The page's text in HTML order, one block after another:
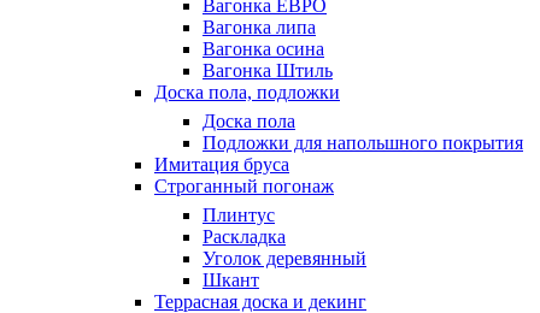
Вагонка ЕВРО
Вагонка липа
Вагонка осина
Вагонка Штиль
Доска пола, подложки
Доска пола
Подложки для напольшного покрытия
Имитация бруса
Строганный погонаж
Плинтус
Раскладка
Уголок деревянный
Шкант
Террасная доска и декинг